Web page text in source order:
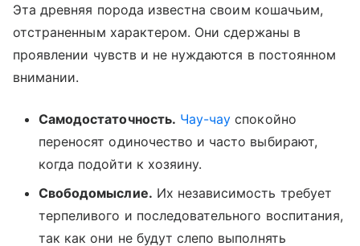
Эта древняя порода известна своим кошачьим,
отстраненным характером. Они сдержаны в
проявлении чувств и не нуждаются в постоянном
внимании.
Самодостаточность. Чау-чау спокойно
переносят одиночество и часто выбирают,
когда подойти к хозяину.
Свободомыслие. Их независимость требует
терпеливого и последовательного воспитания,
так как они не будут слепо выполнять